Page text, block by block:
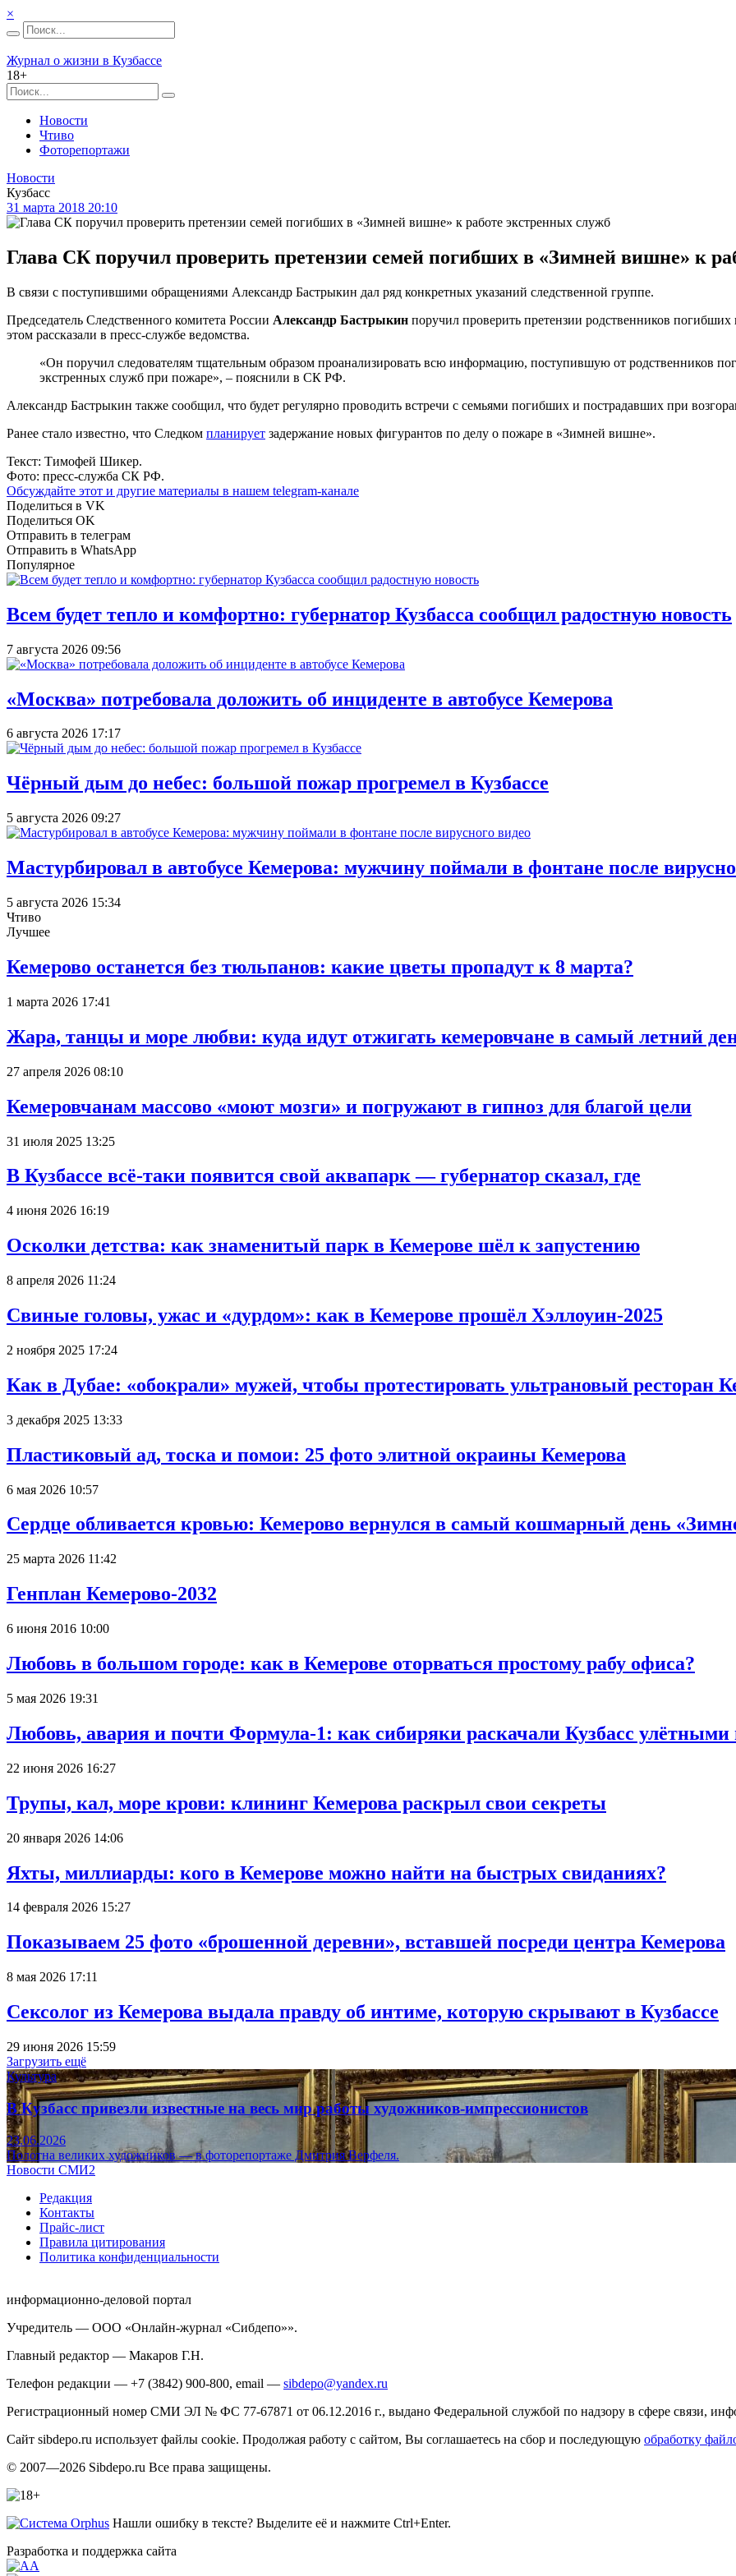
×
Журнал о жизни в Кузбассе
18+
Новости
Чтиво
Фоторепортажи
Новости
Кузбасс
31 марта 2018 20:10
Глава СК поручил проверить претензии семей погибших в «Зимней вишне» к
В связи с поступившими обращениями Александр Бастрыкин дал ряд конкретных указаний следственной группе.
Председатель Следственного комитета России Александр Бастрыкин поручил проверить претензии родственников
этом рассказали в пресс-службе ведомства.
«Он поручил следователям тщательным образом проанализировать всю информацию, поступившую от родственников
экстренных служб при пожаре», – пояснили в СК РФ.
Александр Бастрыкин также сообщил, что будет регулярно проводить встречи с семьями погибших и пострадавших при
Ранее стало известно, что Следком планирует задержание новых фигурантов по делу о пожаре в «Зимней вишне».
Текст: Тимофей Шикер.
Фото: пресс-служба СК РФ.
Обсуждайте этот и другие материалы в нашем telegram-канале
Поделиться в VK
Поделиться OK
Отправить в телеграм
Отправить в WhatsApp
Популярное
Всем будет тепло и комфортно: губернатор Кузбасса сообщил радостную новость
7 августа 2026 09:56
«Москва» потребовала доложить об инциденте в автобусе Кемерова
6 августа 2026 17:17
Чёрный дым до небес: большой пожар прогремел в Кузбассе
5 августа 2026 09:27
Мастурбировал в автобусе Кемерова: мужчину поймали в фонтане после
5 августа 2026 15:34
Чтиво
Лучшее
Кемерово останется без тюльпанов: какие цветы пропадут к 8 марта?
1 марта 2026 17:41
Жара, танцы и море любви: куда идут отжигать кемеровчане в самый летний
27 апреля 2026 08:10
Кемеровчанам массово «моют мозги» и погружают в гипноз для благой цели
31 июля 2025 13:25
В Кузбассе всё-таки появится свой аквапарк — губернатор сказал, где
4 июня 2026 16:19
Осколки детства: как знаменитый парк в Кемерове шёл к запустению
8 апреля 2026 11:24
Свиные головы, ужас и «дурдом»: как в Кемерове прошёл Хэллоуин-2025
2 ноября 2025 17:24
Как в Дубае: «обокрали» мужей, чтобы протестировать ультрановый ресторан
3 декабря 2025 13:33
Пластиковый ад, тоска и помои: 25 фото элитной окраины Кемерова
6 мая 2026 10:57
Сердце обливается кровью: Кемерово вернулся в самый кошмарный день
25 марта 2026 11:42
Генплан Кемерово-2032
6 июня 2016 10:00
Любовь в большом городе: как в Кемерове оторваться простому рабу офиса?
5 мая 2026 19:31
Любовь, авария и почти Формула-1: как сибиряки раскачали Кузбасс улётными
22 июня 2026 16:27
Трупы, кал, море крови: клининг Кемерова раскрыл свои секреты
20 января 2026 14:06
Яхты, миллиарды: кого в Кемерове можно найти на быстрых свиданиях?
14 февраля 2026 15:27
Показываем 25 фото «брошенной деревни», вставшей посреди центра Кемерова
8 мая 2026 17:11
Сексолог из Кемерова выдала правду об интиме, которую скрывают в Кузбассе
29 июня 2026 15:59
Загрузить ещё
Культура
В Кузбасс привезли известные на весь мир работы художников-импрессионистов
23.06.2026
Полотна великих художников — в фоторепортаже Дмитрия Верфеля.
Новости СМИ2
Редакция
Контакты
Прайс-лист
Правила цитирования
Политика конфиденциальности
информационно-деловой портал
Учредитель — ООО «Онлайн-журнал «Сибдепо»».
Главный редактор — Макаров Г.Н.
Телефон редакции — +7 (3842) 900-800, email — sibdepo@yandex.ru
Регистрационный номер СМИ ЭЛ № ФС 77-67871 от 06.12.2016 г., выдано Федеральной службой по надзору в сфере связи,
Сайт sibdepo.ru использует файлы cookie. Продолжая работу с сайтом, Вы соглашаетесь на сбор и последующую обработку
© 2007—2026 Sibdepo.ru Все права защищены.
Нашли ошибку в тексте? Выделите её и нажмите Ctrl+Enter.
Разработка и поддержка сайта